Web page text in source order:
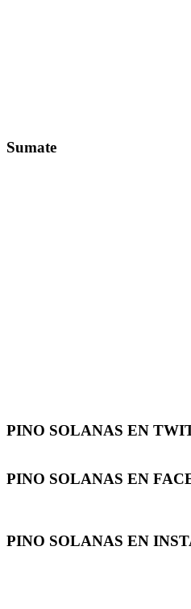
Sumate
PINO SOLANAS EN
PINO SOLANAS EN
PINO SOLANAS EN